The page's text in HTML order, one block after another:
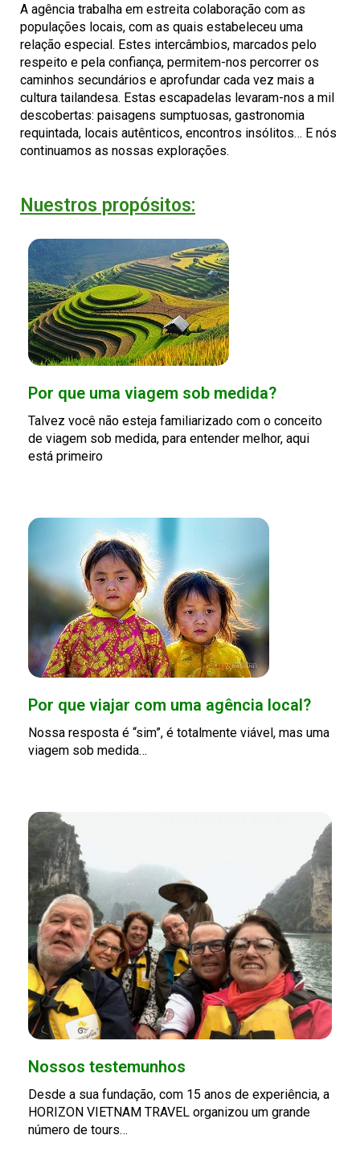
A agência trabalha em estreita colaboração com as
populações locais, com as quais estabeleceu uma
relação especial. Estes intercâmbios, marcados pelo
respeito e pela confiança, permitem-nos percorrer os
caminhos secundários e aprofundar cada vez mais a
cultura tailandesa. Estas escapadelas levaram-nos a mil
descobertas: paisagens sumptuosas, gastronomia
requintada, locais autênticos, encontros insólitos… E nós
continuamos as nossas explorações.
Nuestros propósitos:
Por que uma viagem sob medida?
Talvez você não esteja familiarizado com o conceito
de viagem sob medida, para entender melhor, aqui
está primeiro
Por que viajar com uma agência local?
Nossa resposta é “sim”, é totalmente viável, mas uma
viagem sob medida…
Nossos testemunhos
Desde a sua fundação, com 15 anos de experiência, a
HORIZON VIETNAM TRAVEL organizou um grande
número de tours…